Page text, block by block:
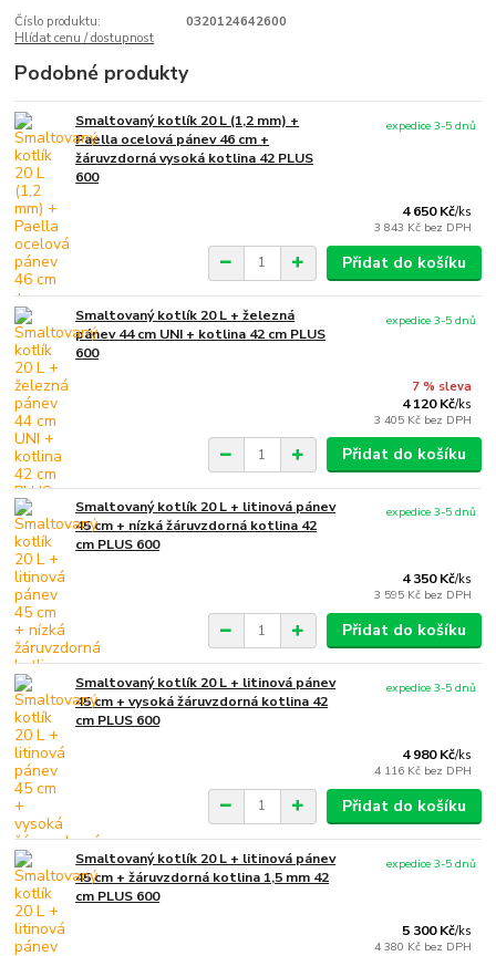
Číslo produktu:
0320124642600
Hlídat cenu / dostupnost
Podobné produkty
Smaltovaný kotlík 20 L (1,2 mm) +
Paella ocelová pánev 46 cm +
žáruvzdorná vysoká kotlina 42 PLUS
600
4 650 Kč/ks
3 843 Kč bez DPH
expedice 3-5 dnů
Přidat do košíku
Smaltovaný kotlík 20 L + železná
pánev 44 cm UNI + kotlina 42 cm PLUS
600
7 % sleva
4 120 Kč/ks
3 405 Kč bez DPH
expedice 3-5 dnů
Přidat do košíku
Smaltovaný kotlík 20 L + litinová pánev
45 cm + nízká žáruvzdorná kotlina 42
cm PLUS 600
4 350 Kč/ks
3 595 Kč bez DPH
expedice 3-5 dnů
Přidat do košíku
Smaltovaný kotlík 20 L + litinová pánev
45 cm + vysoká žáruvzdorná kotlina 42
cm PLUS 600
4 980 Kč/ks
4 116 Kč bez DPH
expedice 3-5 dnů
Přidat do košíku
Smaltovaný kotlík 20 L + litinová pánev
45 cm + žáruvzdorná kotlina 1,5 mm 42
cm PLUS 600
5 300 Kč/ks
4 380 Kč bez DPH
expedice 3-5 dnů